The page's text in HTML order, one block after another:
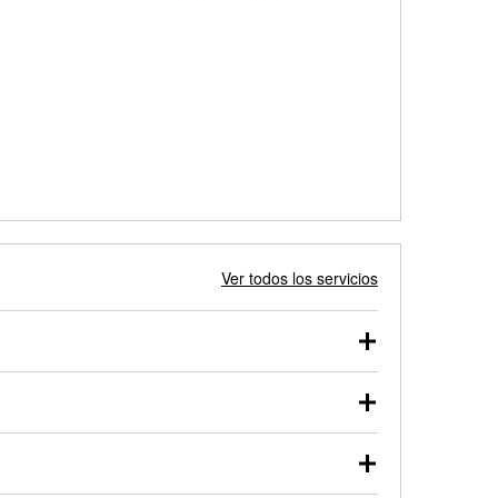
Ver todos los servicios
probarse dentro o fuera del vehículo y cargarse en
de nuestros profesionales te ayudará a encontrar
en el estacionamiento, o desmonta el